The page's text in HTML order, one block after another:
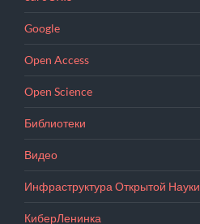
Google
Open Access
Open Science
Библиотеки
Видео
Инфраструктура Открытой Науки
КиберЛенинка